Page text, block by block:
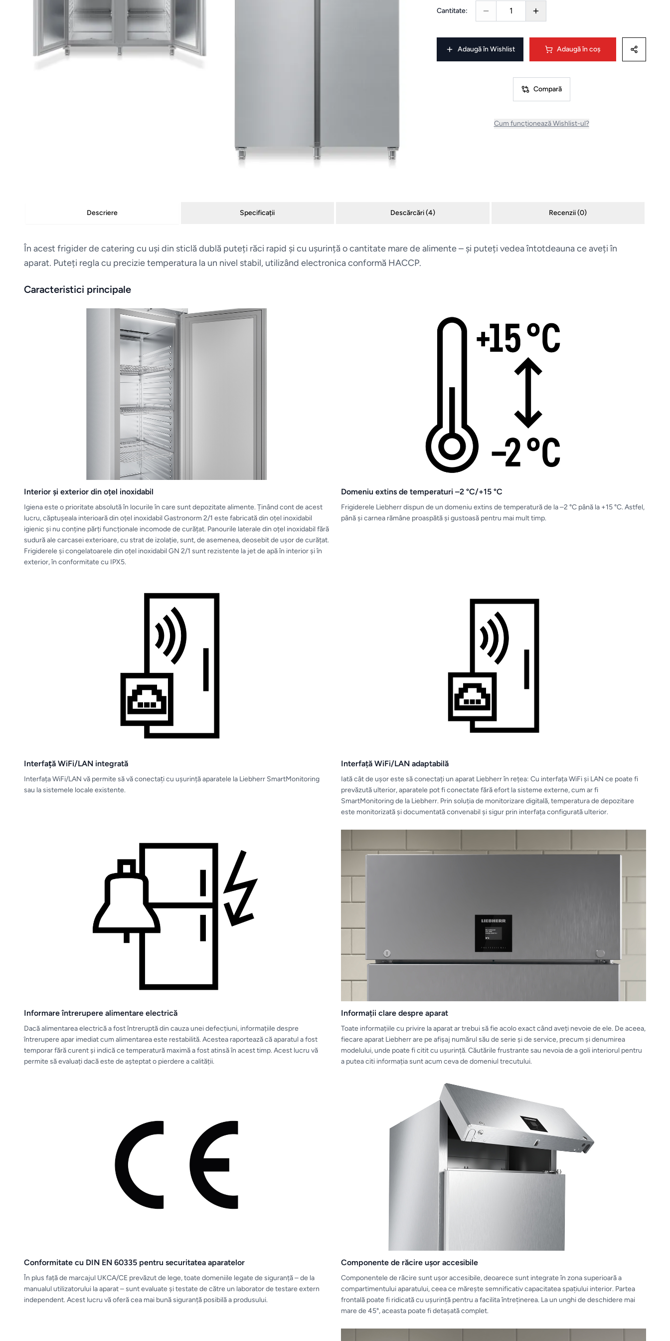
Cantitate: 1
Adaugă în Wishlist Adaugă în coș
Compară
Cum funcționează Wishlist-ul?
Descriere Specificații Descărcări (4) Recenzii (0)
În acest frigider de catering cu uși din sticlă dublă puteți răci rapid și cu ușurință o cantitate mare de alimente – și puteți vedea întotdeauna ce aveți în
aparat. Puteți regla cu precizie temperatura la un nivel stabil, utilizând electronica conformă HACCP.
Caracteristici principale
Interior și exterior din oțel inoxidabil
Igiena este o prioritate absolută în locurile în care sunt depozitate alimente. Ținând cont de acest
lucru, căptușeala interioară din oțel inoxidabil Gastronorm 2/1 este fabricată din oțel inoxidabil
igienic și nu conține părți funcționale incomode de curățat. Panourile laterale din oțel inoxidabil fără
sudură ale carcasei exterioare, cu strat de izolație, sunt, de asemenea, deosebit de ușor de curățat.
Frigiderele și congelatoarele din oțel inoxidabil GN 2/1 sunt rezistente la jet de apă în interior și în
exterior, în conformitate cu IPX5.
Domeniu extins de temperaturi –2 °C/+15 °C
Frigiderele Liebherr dispun de un domeniu extins de temperatură de la –2 °C până la +15 °C. Astfel,
până și carnea rămâne proaspătă și gustoasă pentru mai mult timp.
Interfaţă WiFi/LAN integrată
Interfața WiFi/LAN vă permite să vă conectaţi cu ușurință aparatele la Liebherr SmartMonitoring
sau la sistemele locale existente.
Interfață WiFi/LAN adaptabilă
Iată cât de ușor este să conectați un aparat Liebherr în rețea: Cu interfața WiFi și LAN ce poate fi
prevăzută ulterior, aparatele pot fi conectate fără efort la sisteme externe, cum ar fi
SmartMonitoring de la Liebherr. Prin soluția de monitorizare digitală, temperatura de depozitare
este monitorizată și documentată convenabil și sigur prin interfața configurată ulterior.
Informare întrerupere alimentare electrică
Dacă alimentarea electrică a fost întreruptă din cauza unei defecțiuni, informațiile despre
întrerupere apar imediat cum alimentarea este restabilită. Acestea raportează că aparatul a fost
temporar fără curent și indică ce temperatură maximă a fost atinsă în acest timp. Acest lucru vă
permite să evaluați dacă este de așteptat o pierdere a calității.
Informații clare despre aparat
Toate informațiile cu privire la aparat ar trebui să fie acolo exact când aveți nevoie de ele. De aceea,
fiecare aparat Liebherr are pe afișaj numărul său de serie și de service, precum și denumirea
modelului, unde poate fi citit cu ușurință. Căutările frustrante sau nevoia de a goli interiorul pentru
a putea citi informația sunt acum ceva de domeniul trecutului.
Conformitate cu DIN EN 60335 pentru securitatea aparatelor
În plus față de marcajul UKCA/CE prevăzut de lege, toate domeniile legate de siguranță – de la
manualul utilizatorului la aparat – sunt evaluate și testate de către un laborator de testare extern
independent. Acest lucru vă oferă cea mai bună siguranță posibilă a produsului.
Componente de răcire uşor accesibile
Componentele de răcire sunt uşor accesibile, deoarece sunt integrate în zona superioară a
compartimentului aparatului, ceea ce măreşte semnificativ capacitatea spaţiului interior. Partea
frontală poate fi ridicată cu uşurinţă pentru a facilita întreţinerea. La un unghi de deschidere mai
mare de 45°, aceasta poate fi detaşată complet.